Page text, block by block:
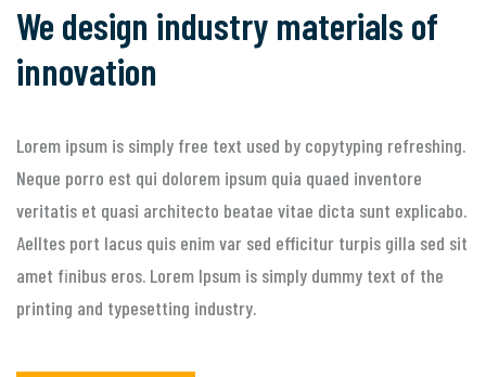
We design industry materials of
innovation
Lorem ipsum is simply free text used by copytyping refreshing.
Neque porro est qui dolorem ipsum quia quaed inventore
veritatis et quasi architecto beatae vitae dicta sunt explicabo.
Aelltes port lacus quis enim var sed efficitur turpis gilla sed sit
amet finibus eros. Lorem Ipsum is simply dummy text of the
printing and typesetting industry.